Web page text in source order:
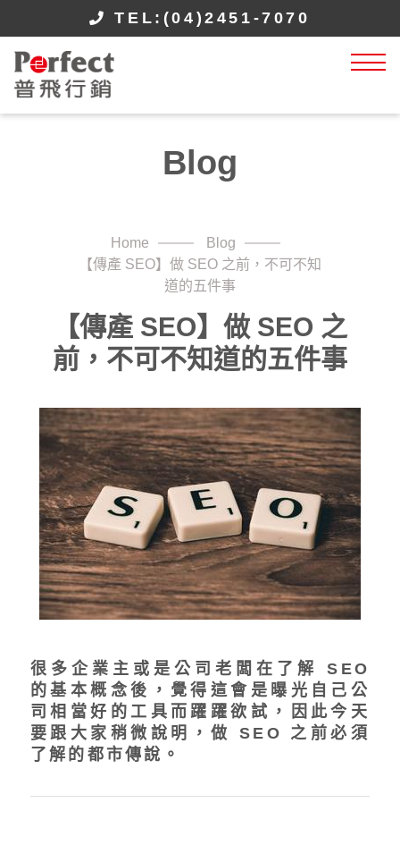
TEL:(04)2451-7070
Blog
Home
Blog
【傳產 SEO】做 SEO 之前，不可不知
道的五件事
【傳產 SEO】做 SEO 之
前，不可不知道的五件事
很多企業主或是公司老闆在了解 SEO
的基本概念後，覺得這會是曝光自己公
司相當好的工具而躍躍欲試，因此今天
要跟大家稍微說明，做 SEO 之前必須
了解的都市傳說。